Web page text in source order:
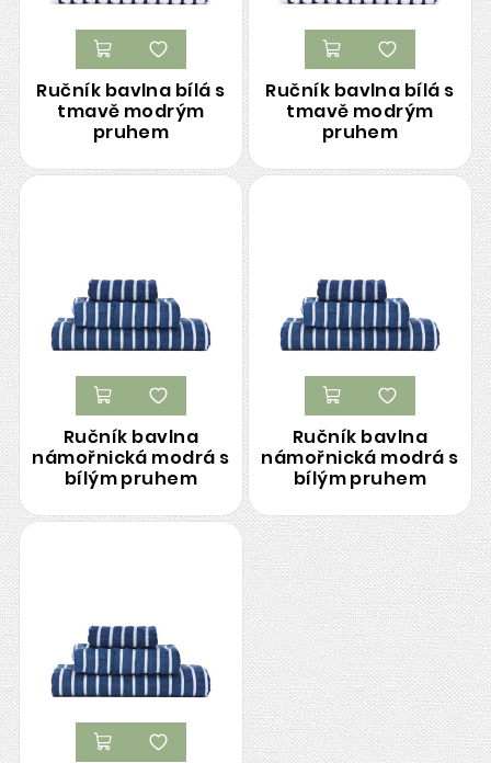
Ručník bavlna bílá s
tmavě modrým
pruhem
Ručník bavlna bílá s
tmavě modrým
pruhem
Ručník bavlna
námořnická modrá s
bílým pruhem
Ručník bavlna
námořnická modrá s
bílým pruhem